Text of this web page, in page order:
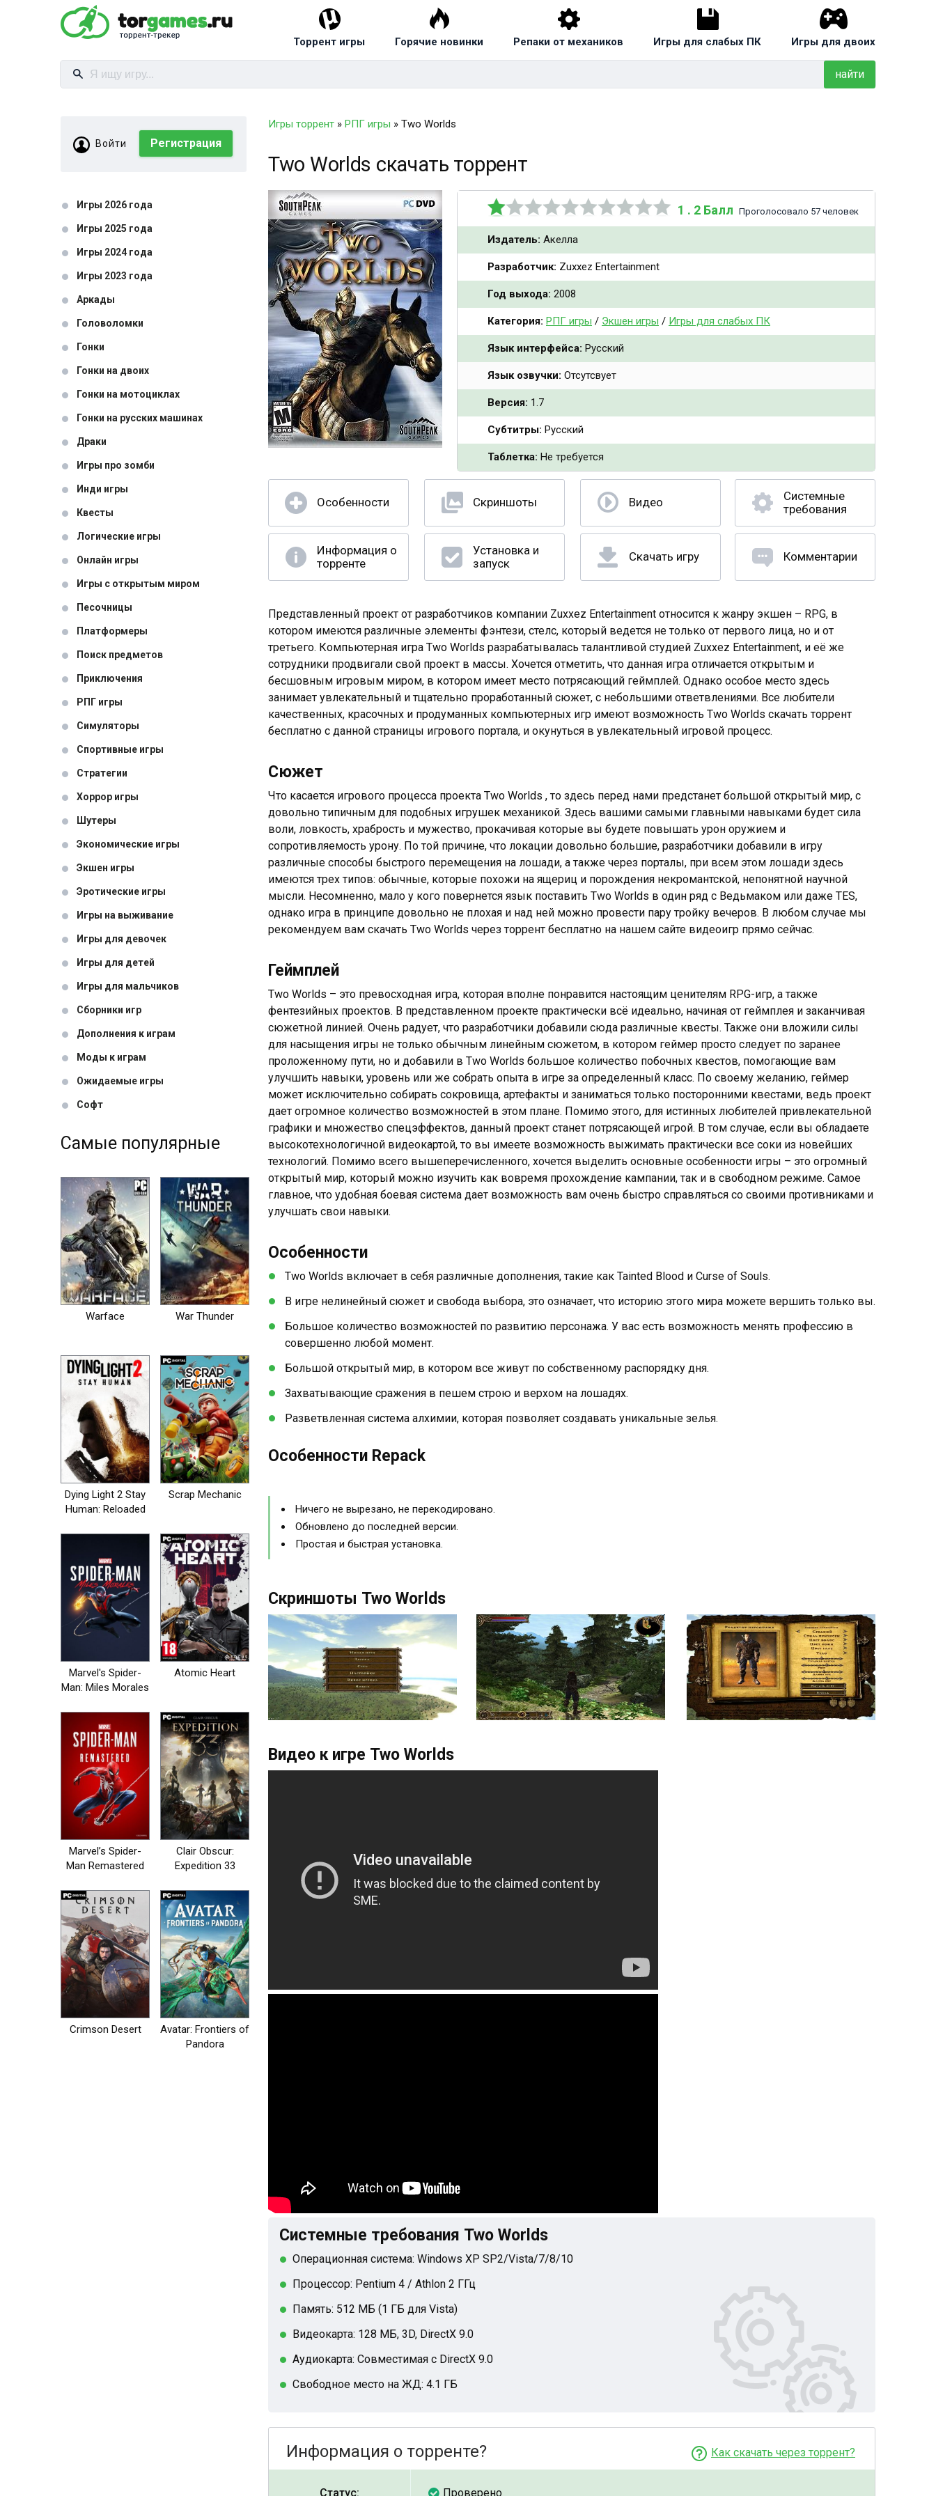
Торрент игры Горячие новинки Репаки от механиков Игры для слабых ПК Игры для двоих
найти
Войти Регистрация
Игры 2026 года
Игры 2025 года
Игры 2024 года
Игры 2023 года
Аркады
Головоломки
Гонки
Гонки на двоих
Гонки на мотоциклах
Гонки на русских машинах
Драки
Игры про зомби
Инди игры
Квесты
Логические игры
Онлайн игры
Игры с открытым миром
Песочницы
Платформеры
Поиск предметов
Приключения
РПГ игры
Симуляторы
Спортивные игры
Стратегии
Хоррор игры
Шутеры
Экономические игры
Экшен игры
Эротические игры
Игры на выживание
Игры для девочек
Игры для детей
Игры для мальчиков
Сборники игр
Дополнения к играм
Моды к играм
Ожидаемые игры
Софт
Самые популярные
Warface War Thunder
Dying Light 2 Stay
Human: Reloaded
Scrap Mechanic
Marvel's Spider-
Man: Miles Morales
Atomic Heart
Marvel’s Spider-
Man Remastered
Clair Obscur:
Expedition 33
Crimson Desert
Avatar: Frontiers of
Pandora
Игры торрент » РПГ игры » Two Worlds
Two Worlds скачать торрент
1 . 2 Балл Проголосовало 57 человек
Издатель: Акелла
Разработчик: Zuxxez Entertainment
Год выхода: 2008
Категория: РПГ игры / Экшен игры / Игры для слабых ПК
Язык интерфейса: Русский
Язык озвучки: Отсутсвует
Версия: 1.7
Субтитры: Русский
Таблетка: Не требуется
Особенности Скриншоты Видео
Системные
требования
Информация о
торренте
Установка и
запуск
Скачать игру Комментарии
Представленный проект от разработчиков компании Zuxxez Entertainment относится к жанру экшен – RPG, в
котором имеются различные элементы фэнтези, стелс, который ведется не только от первого лица, но и от
третьего. Компьютерная игра Two Worlds разрабатывалась талантливой студией Zuxxez Entertainment, и её же
сотрудники продвигали свой проект в массы. Хочется отметить, что данная игра отличается открытым и
бесшовным игровым миром, в котором имеет место потрясающий геймплей. Однако особое место здесь
занимает увлекательный и тщательно проработанный сюжет, с небольшими ответвлениями. Все любители
качественных, красочных и продуманных компьютерных игр имеют возможность Two Worlds скачать торрент
бесплатно с данной страницы игрового портала, и окунуться в увлекательный игровой процесс.
Сюжет
Что касается игрового процесса проекта Two Worlds , то здесь перед нами предстанет большой открытый мир, с
довольно типичным для подобных игрушек механикой. Здесь вашими самыми главными навыками будет сила
воли, ловкость, храбрость и мужество, прокачивая которые вы будете повышать урон оружием и
сопротивляемость урону. По той причине, что локации довольно большие, разработчики добавили в игру
различные способы быстрого перемещения на лошади, а также через порталы, при всем этом лошади здесь
имеются трех типов: обычные, которые похожи на ящериц и порождения некромантской, непонятной научной
мысли. Несомненно, мало у кого повернется язык поставить Two Worlds в один ряд с Ведьмаком или даже TES,
однако игра в принципе довольно не плохая и над ней можно провести пару тройку вечеров. В любом случае мы
рекомендуем вам скачать Two Worlds через торрент бесплатно на нашем сайте видеоигр прямо сейчас.
Геймплей
Two Worlds – это превосходная игра, которая вполне понравится настоящим ценителям RPG-игр, а также
фентезийных проектов. В представленном проекте практически всё идеально, начиная от геймплея и заканчивая
сюжетной линией. Очень радует, что разработчики добавили сюда различные квесты. Также они вложили силы
для насыщения игры не только обычным линейным сюжетом, в котором геймер просто следует по заранее
проложенному пути, но и добавили в Two Worlds большое количество побочных квестов, помогающие вам
улучшить навыки, уровень или же собрать опыта в игре за определенный класс. По своему желанию, геймер
может исключительно собирать сокровища, артефакты и заниматься только посторонними квестами, ведь проект
дает огромное количество возможностей в этом плане. Помимо этого, для истинных любителей привлекательной
графики и множество спецэффектов, данный проект станет потрясающей игрой. В том случае, если вы обладаете
высокотехнологичной видеокартой, то вы имеете возможность выжимать практически все соки из новейших
технологий. Помимо всего вышеперечисленного, хочется выделить основные особенности игры – это огромный
открытый мир, который можно изучить как вовремя прохождение кампании, так и в свободном режиме. Самое
главное, что удобная боевая система дает возможность вам очень быстро справляться со своими противниками и
улучшать свои навыки.
Особенности
Two Worlds включает в себя различные дополнения, такие как Tainted Blood и Curse of Souls.
В игре нелинейный сюжет и свобода выбора, это означает, что историю этого мира можете вершить только вы.
Большое количество возможностей по развитию персонажа. У вас есть возможность менять профессию в
совершенно любой момент.
Большой открытый мир, в котором все живут по собственному распорядку дня.
Захватывающие сражения в пешем строю и верхом на лошадях.
Разветвленная система алхимии, которая позволяет создавать уникальные зелья.
Особенности Repack
Ничего не вырезано, не перекодировано.
Обновлено до последней версии.
Простая и быстрая установка.
Скриншоты Two Worlds
Видео к игре Two Worlds
Системные требования Two Worlds
Операционная система: Windows XP SP2/Vista/7/8/10
Процессор: Pentium 4 / Athlon 2 ГГц
Память: 512 МБ (1 ГБ для Vista)
Видеокарта: 128 МБ, 3D, DirectX 9.0
Аудиокарта: Совместимая с DirectX 9.0
Свободное место на ЖД: 4.1 ГБ
Как скачать через торрент?
Информация о торренте?
Статус: Проверено